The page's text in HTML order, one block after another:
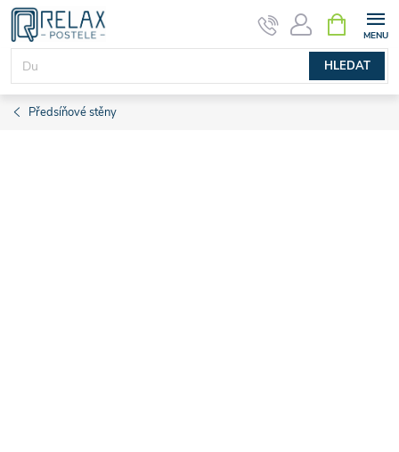
Přejít
obsah
HLEDAT
NÁKUPNÍ
KOŠÍK
Předsíňové stěny